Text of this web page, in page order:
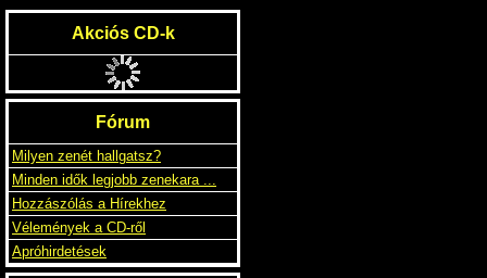
Akciós CD-k
GALLERY OF MITES
BUGS ON THE BLUEFISH
3690 Ft 500 FT 1.5EURO
Milyen zenét hallgatsz?
Minden idők legjobb zenekara ...
Hozzászólás a Hírekhez
Vélemények a CD-ről
Apróhirdetések